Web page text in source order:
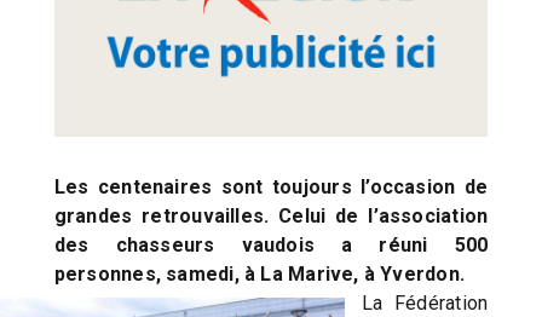
Les centenaires sont toujours l’occasion de
grandes retrouvailles. Celui de l’association
des chasseurs vaudois a réuni 500
personnes, samedi, à La Marive, à Yverdon.
La Fédération